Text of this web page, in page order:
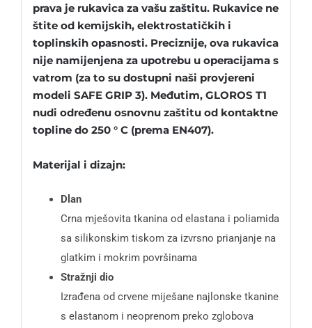
prava je rukavica za vašu zaštitu. Rukavice ne
štite od kemijskih, elektrostatičkih i
toplinskih opasnosti. Preciznije, ova rukavica
nije namijenjena za upotrebu u operacijama s
vatrom (za to su dostupni naši provjereni
modeli SAFE GRIP 3). Međutim, GLOROS T1
nudi određenu osnovnu zaštitu od kontaktne
topline do 250 ° C (prema EN407).
Materijal i dizajn:
Dlan
Crna mješovita tkanina od elastana i poliamida
sa silikonskim tiskom za izvrsno prianjanje na
glatkim i mokrim površinama
Stražnji dio
Izrađena od crvene miješane najlonske tkanine
s elastanom i neoprenom preko zglobova